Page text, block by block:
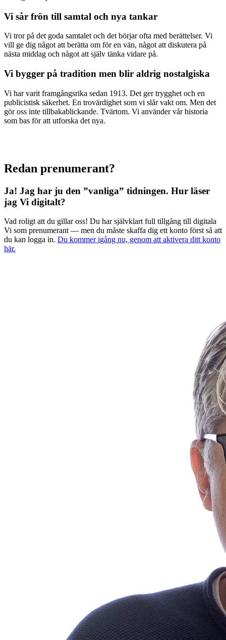
Vi sår frön till samtal och nya tankar
Vi tror på det goda samtalet och det börjar ofta med berättelser. Vi
vill ge dig något att berätta om för en vän, något att diskutera på
nästa middag och något att själv tänka vidare på.
Vi bygger på tradition men blir aldrig nostalgiska
Vi har varit framgångsrika sedan 1913. Det ger trygghet och en
publicistisk säkerhet. En trovärdighet som vi slår vakt om. Men det
gör oss inte tillbakablickande. Tvärtom. Vi använder vår historia
som bas för att utforska det nya.
Redan prenumerant?
Ja! Jag har ju den ”vanliga” tidningen. Hur läser
jag Vi digitalt?
Vad roligt att du gillar oss! Du har självklart full tillgång till digitala
Vi som prenumerant — men du måste skaffa dig ett konto först så att
du kan logga in. Du kommer igång nu, genom att aktivera ditt konto
här.